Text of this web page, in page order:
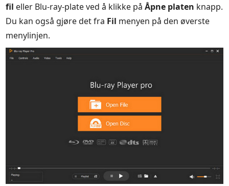
fil eller Blu-ray-plate ved å klikke påÅpne platen knapp.
Du kan også gjøre det fra Fil menyen på den øverste
menylinjen.